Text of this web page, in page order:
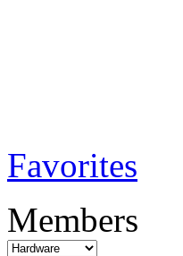
Favorites
Members